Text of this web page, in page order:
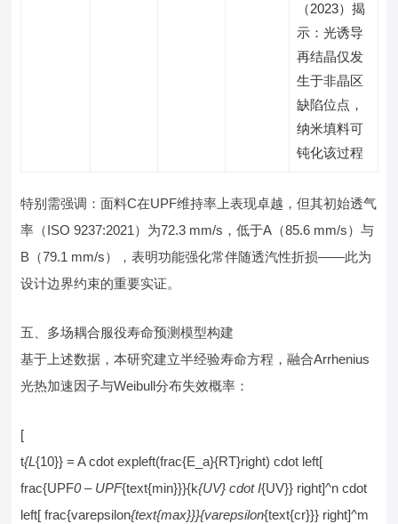
（2023）揭
示：光诱导
再结晶仅发
生于非晶区
缺陷位点，
纳米填料可
钝化该过程
特别需强调：面料C在UPF维持率上表现卓越，但其初始透气
率（ISO 9237:2021）为72.3 mm/s，低于A（85.6 mm/s）与
B（79.1 mm/s），表明功能强化常伴随透汽性折损——此为
设计边界约束的重要实证。
五、多场耦合服役寿命预测模型构建
基于上述数据，本研究建立半经验寿命方程，融合Arrhenius
光热加速因子与Weibull分布失效概率：
[
t{L{10}} = A cdot expleft(frac{E_a}{RT}right) cdot left[
frac{UPF0 – UPF{text{min}}}{k{UV} cdot I{UV}} right]^n cdot
left[ frac{varepsilon{text{max}}}{varepsilon{text{cr}}} right]^m